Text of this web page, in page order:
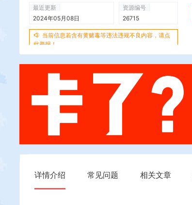
最近更新
2024年05月08日
资源编号
26715
当前信息若含有黄赌毒等违法违规不良内容，请点
此举报！
详情介绍 常见问题 相关文章